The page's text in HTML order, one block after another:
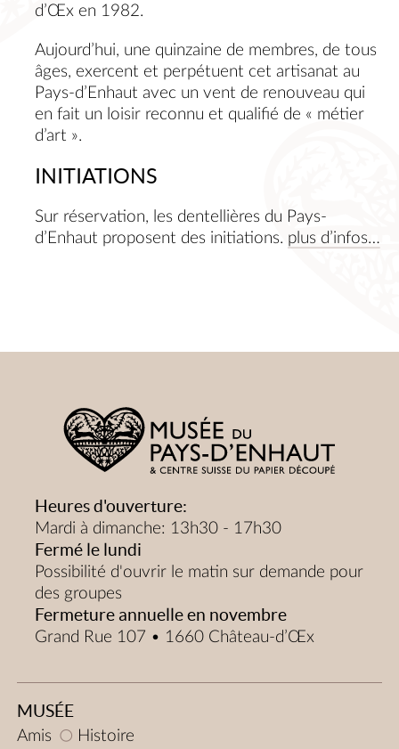
d’Œx en 1982.
Aujourd’hui, une quinzaine de membres, de tous
âges, exercent et perpétuent cet artisanat au
Pays-d’Enhaut avec un vent de renouveau qui
en fait un loisir reconnu et qualifié de « métier
d’art ».
INITIATIONS
Sur réservation, les dentellières du Pays-
d’Enhaut proposent des initiations. plus d’infos…
Heures d'ouverture:
Mardi à dimanche: 13h30 - 17h30
Fermé le lundi
Possibilité d'ouvrir le matin sur demande pour
des groupes
Fermeture annuelle en novembre
Grand Rue 107 • 1660 Château-d’Œx
MUSÉE
Amis Histoire